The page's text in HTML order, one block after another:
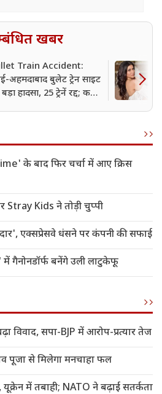
खबर
Train Accident:
अहमदाबाद बुलेट ट्रेन साइट
हादसा, 25 ट्रेनें रद्द; कई
के बाद फिर चर्चा में आए क्रिस
Kids ने तोड़ी चुप्पी
एक्सप्रेसवे धंसने पर कंपनी की सफाई
बनेंगे उली लाटुकेफू
विवाद, सपा-BJP में आरोप-प्रत्यार तेज
पूजा से मिलेगा मनचाहा फल
में तबाही; NATO ने बढ़ाई सतर्कता